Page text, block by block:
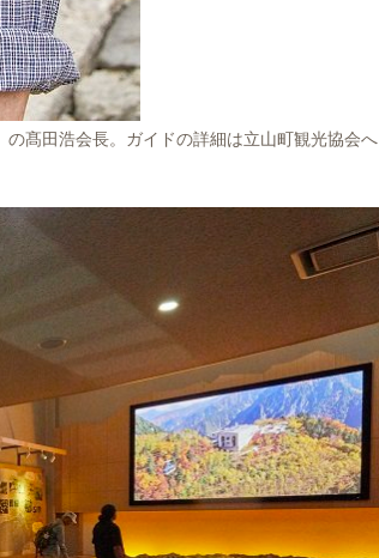
の髙田浩会長。ガイドの詳細は立山町観光協会へ